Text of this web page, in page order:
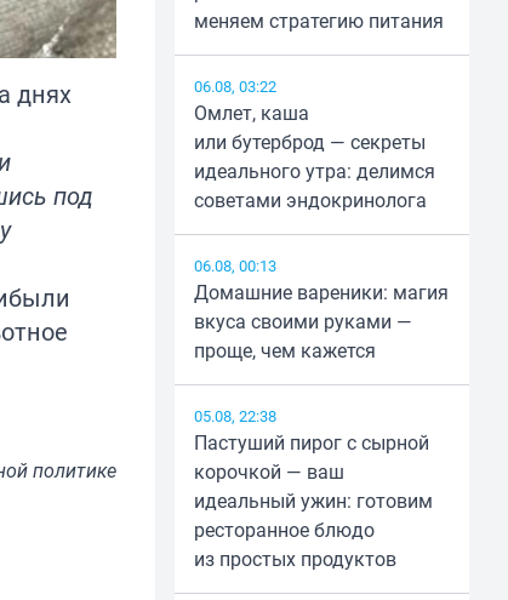
днях
под
политике
меняем стратегию питания
06.08, 03:22
Омлет, каша
или бутерброд — секреты
идеального утра: делимся
советами эндокринолога
06.08, 00:13
Домашние вареники: магия
вкуса своими руками —
проще, чем кажется
05.08, 22:38
Пастуший пирог с сырной
корочкой — ваш
идеальный ужин: готовим
ресторанное блюдо
из простых продуктов